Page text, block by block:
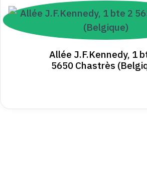
Allée J.F.Kennedy, 1
5650 Chastrès